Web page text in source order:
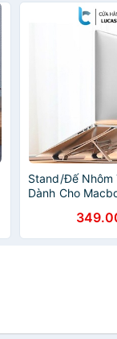
Stand/Đế Nhôm
Dành Cho
Chỉnh 6 Nấc Độ